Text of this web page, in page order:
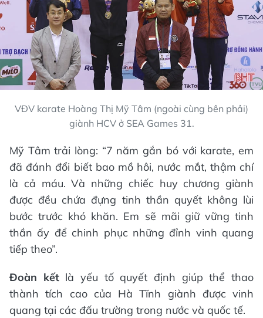
VĐV karate Hoàng Thị Mỹ Tâm (ngoài cùng bên phải)
giành HCV ở SEA Games 31.
Mỹ Tâm trải lòng: “7 năm gắn bó với karate, em
đã đánh đổi biết bao mồ hôi, nước mắt, thậm chí
là cả máu. Và những chiếc huy chương giành
được đều chứa đựng tinh thần quyết không lùi
bước trước khó khăn. Em sẽ mãi giữ vững tinh
thần ấy để chinh phục những đỉnh vinh quang
tiếp theo”.
Đoàn kếtlà yếu tố quyết định giúp thể thao
thành tích cao của Hà Tĩnh giành được vinh
quang tại các đấu trường trong nước và quốc tế.